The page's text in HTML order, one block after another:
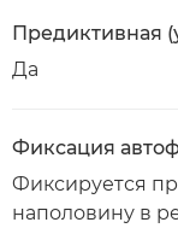
Предиктивная
Да
Фиксация
Фиксируется
наполовину в